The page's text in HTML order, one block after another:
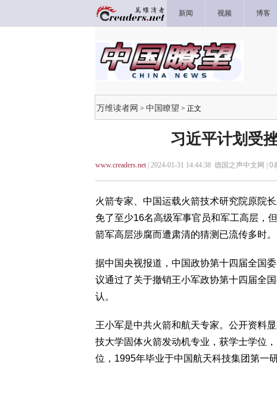
新闻 视频 博客
万维读者网 > 中国瞭望 > 正文
习近平计划受
www.creaders.net| 2024-01-31 14:44:38 德国之声中文网 | 0
火箭专家、中国运载火箭技术研究院原院
免了至少16名高级军事官员和军工高层，
箭军高层涉腐而遭肃清的猜测已流传多时。
据中国央视报道，中国政协第十四届全国
议通过了关于撤销王小军政协第十四届全
认。
王小军是中共火箭和航天专家。公开资料
技大学固体火箭发动机专业，获学士学位
位，1995年毕业于中国航天科技集团第一